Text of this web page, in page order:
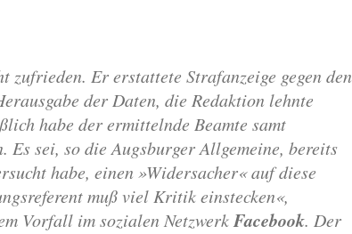
Er erstattete Strafanzeige gegen den
der Daten, die Redaktion lehnte
habe der ermittelnde Beamte samt
Es sei, so die Augsburger Allgemeine, bereits
habe, einen »Widersacher« auf diese
muß viel Kritik einstecken«,
Vorfall im sozialen NetzwerkFacebook. Der